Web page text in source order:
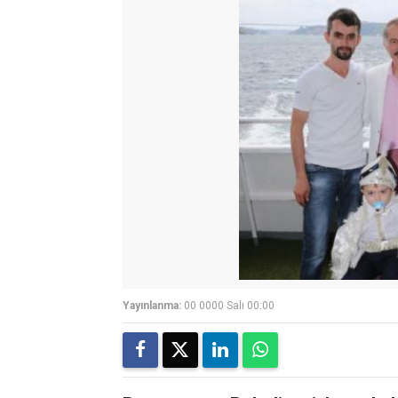
Yayınlanma: 00 0000 Salı 00:00